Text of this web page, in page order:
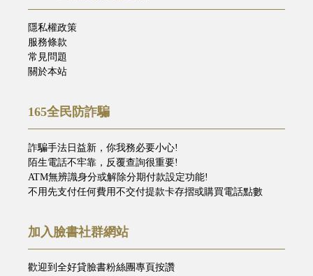
隱私權政策
服務條款
常見問題
關於本站
165全民防詐騙
詐騙手法日益新，你我務必要小心!
陌生電話不牢靠，反覆查詢很重要!
ATM無辨識身分或解除分期付款設定功能!
不用先支付任何費用不交付提款卡存摺或購買電話點數
加入臉書社群網站
歡迎到全好貸臉書粉絲團專頁按讚